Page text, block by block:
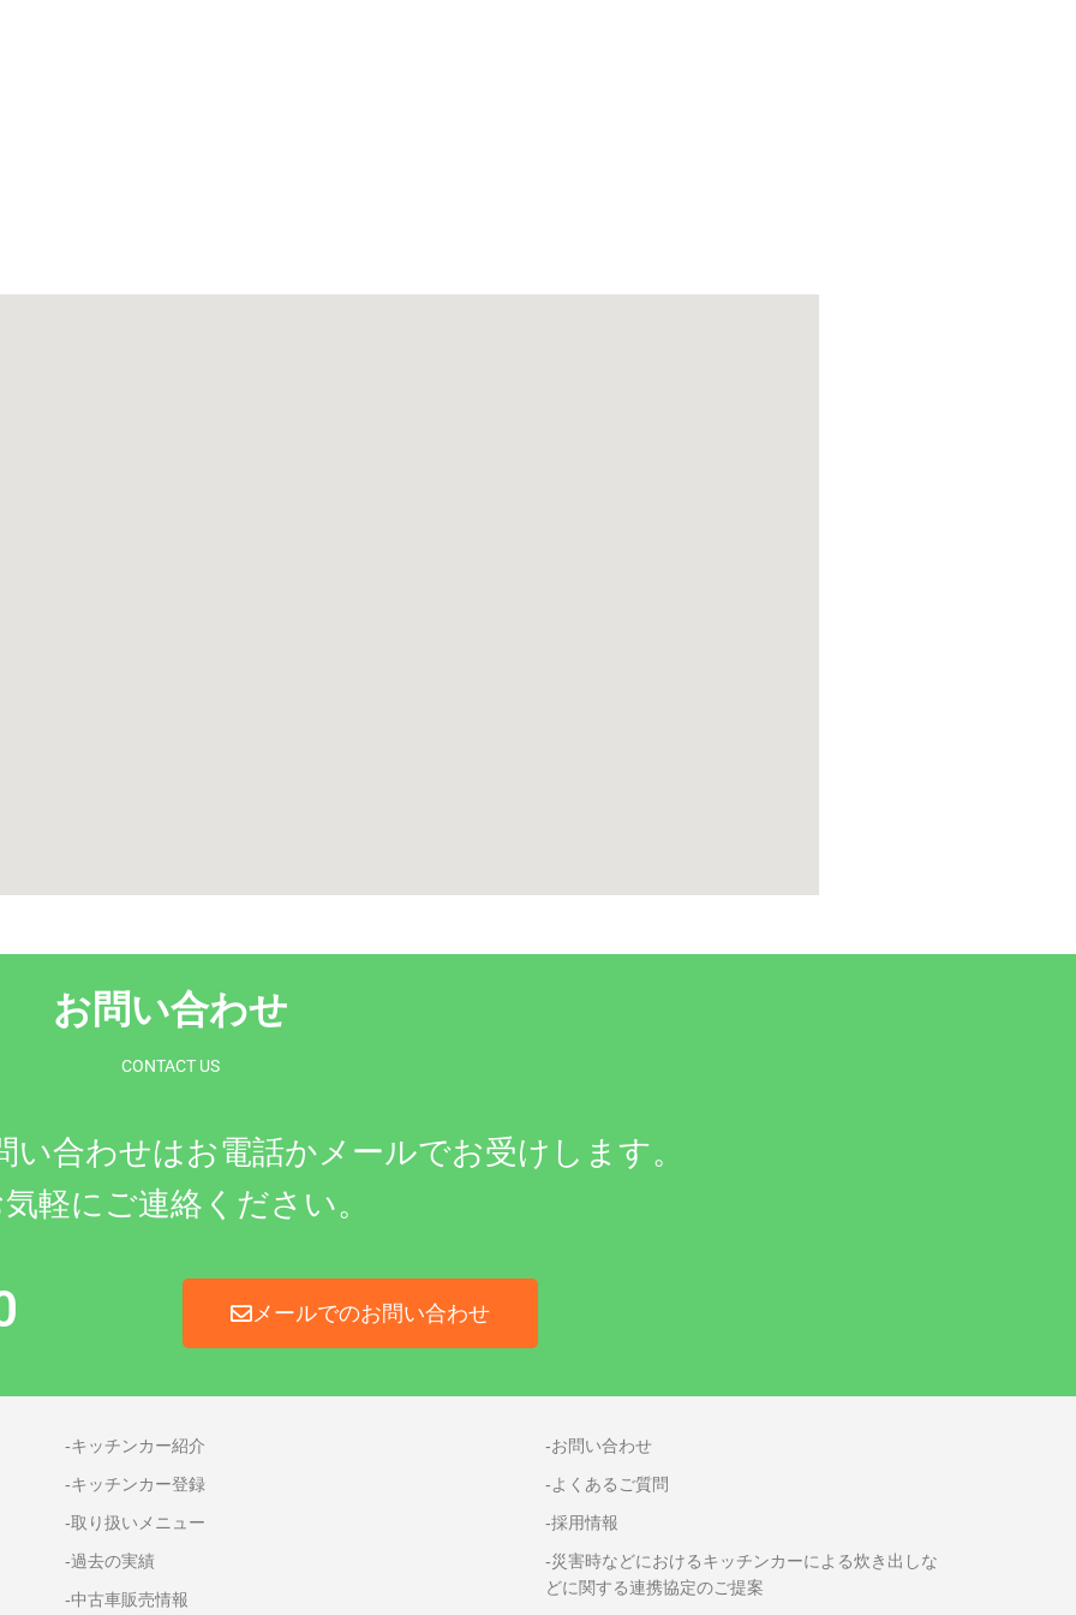
お問い合わせ
CONTACT US
い合わせはお電話かメールでお受けします。
軽にご連絡ください。
メールでのお問い合わせ
-キッチンカー紹介
-キッチンカー登録
-取り扱いメニュー
-過去の実績
-中古車販売情報
-お問い合わせ
-よくあるご質問
-採用情報
-災害時などにおけるキッチンカーによる炊き出しな
どに関する連携協定のご提案